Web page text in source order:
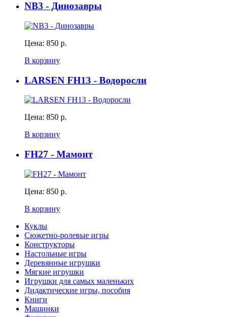
NB3 - Динозавры
Цена: 850 р.
В корзину
LARSEN FH13 - Водоросли
Цена: 850 р.
В корзину
FH27 - Мамонт
Цена: 850 р.
В корзину
Куклы
Сюжетно-ролевые игры
Конструкторы
Настольные игры
Деревянные игрушки
Мягкие игрушки
Игрушки для самых маленьких
Дидактические игры, пособия
Книги
Машинки